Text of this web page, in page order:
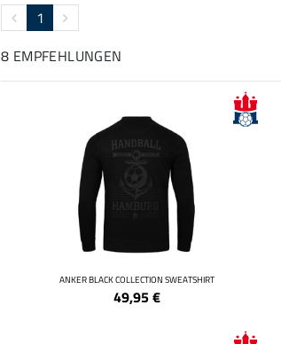
1
8 EMPFEHLUNGEN
ANKER BLACK COLLECTION SWEATSHIRT
49,95€